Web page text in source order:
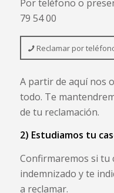
Por teléfono o
79 54 00
Reclamar por
A partir de aquí nos
todo. Te
de tu reclamación.
2) Estudiamos tu
Confirmaremos si tu
indemnizado y te
a reclamar.